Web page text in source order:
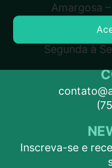
Amargosa
Segunda à
Inscreva-se e